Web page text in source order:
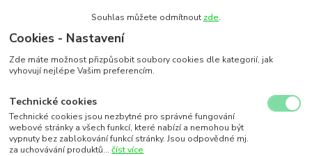
Souhlas můžete odmítnout zde.
Cookies - Nastavení
Zde máte možnost přizpůsobit soubory cookies dle kategorií, jak
vyhovují nejlépe Vašim preferencím.
Technické cookies
Technické cookies jsou nezbytné pro správné fungování
webové stránky a všech funkcí, které nabízí a nemohou být
vypnuty bez zablokování funkcí stránky. Jsou odpovědné mj.
za uchovávání produktů...číst více